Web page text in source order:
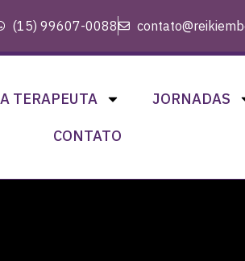
(15) 99607-0088
TERAPEUTA JORNADAS
CONTATO